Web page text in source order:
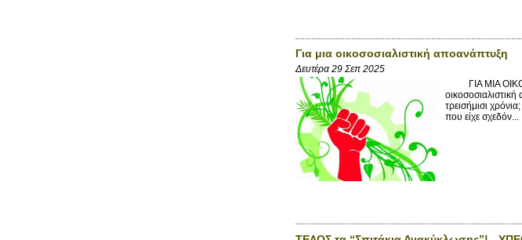
Για μια οικοσοσιαλιστική αποανάπτυξη
Δευτέρα 29 Σεπ 2025
ΓΙΑ ΜΙΑ
τρεισήμισι
που είχε σχεδόν...